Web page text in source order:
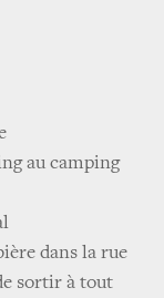
au camping
dans la rue
sortir à tout